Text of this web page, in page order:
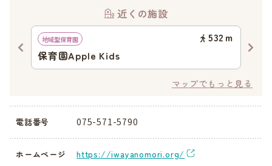
近くの施設
地域型保育園 532 ｍ
保育園Apple Kids
マップでもっと見る
電話番号 075-571-5790
ホームページ https://iwayanomori.org/